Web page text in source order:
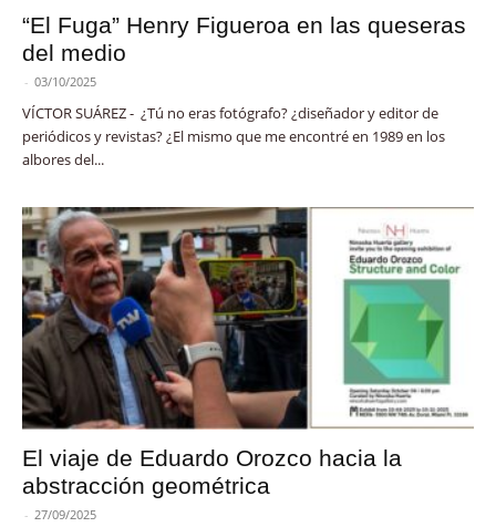
“El Fuga” Henry Figueroa en las queseras
del medio
- 03/10/2025
VÍCTOR SUÁREZ - ¿Tú no eras fotógrafo? ¿diseñador y editor de
periódicos y revistas? ¿El mismo que me encontré en 1989 en los
albores del...
El viaje de Eduardo Orozco hacia la
abstracción geométrica
- 27/09/2025